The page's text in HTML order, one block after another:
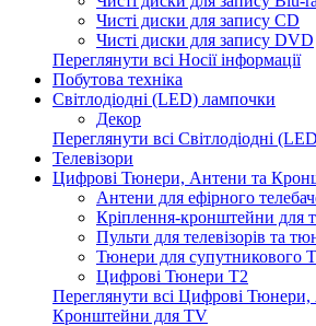
Чисті диски для запису CD
Чисті диски для запису DVD
Переглянути всі Носії інформації
Побутова техніка
Світлодіодні (LED) лампочки
Декор
Переглянути всі Світлодіодні
Телевізори
Цифрові Тюнери, Антени та
Антени для ефірного
Кріплення-кронштейни для
Пульти для телевізорів та
Тюнери для супутникового
Цифрові Тюнери T2
Переглянути всі Цифрові Тюнери,
Кронштейни для TV